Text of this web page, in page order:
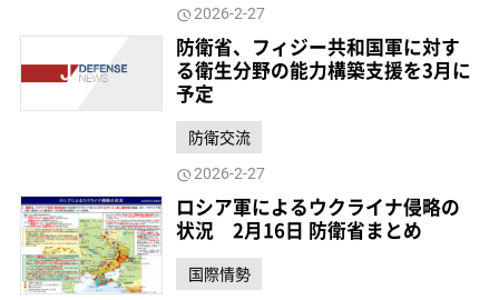
2026-2-27
防衛省、フィジー共和国軍に対す
る衛生分野の能力構築支援を3月に
予定
防衛交流
2026-2-27
ロシア軍によるウクライナ侵略の
状況 2月16日 防衛省まとめ
国際情勢